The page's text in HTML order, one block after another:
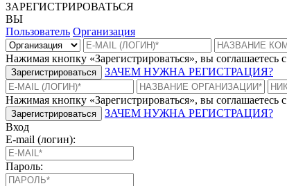
ЗАРЕГИСТРИРОВАТЬСЯ
ВЫ
Пользователь Организация
Нажимая кнопку «Зарегистрироваться», вы соглашаетесь с
Зарегистрироваться ЗАЧЕМ НУЖНА РЕГИСТРАЦИЯ?
Нажимая кнопку «Зарегистрироваться», вы соглашаетесь с
Зарегистрироваться
ЗАЧЕМ НУЖНА РЕГИСТРАЦИЯ?
Вход
E-mail (логин):
Пароль: